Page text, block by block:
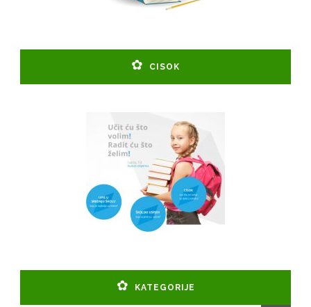
CISOK
KATEGORIJE